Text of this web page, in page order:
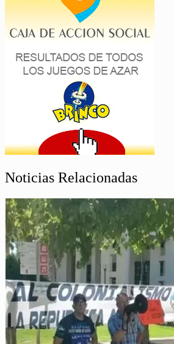
Noticias Relacionadas